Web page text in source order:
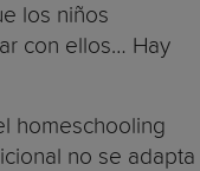
los niños
con ellos… Hay
homeschooling
no se adapta